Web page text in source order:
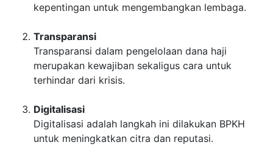
kepentingan untuk mengembangkan lembaga.
Transparansi
Transparansi dalam pengelolaan dana haji
merupakan kewajiban sekaligus cara untuk
terhindar dari krisis.
Digitalisasi
Digitalisasi adalah langkah ini dilakukan BPKH
untuk meningkatkan citra dan reputasi.